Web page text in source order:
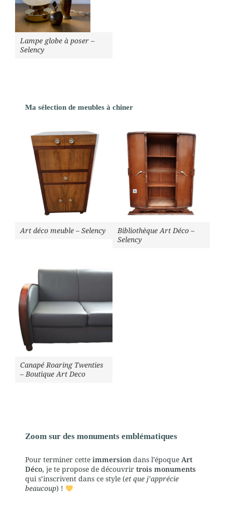
Lampe globe à poser –
Selency
Ma sélection de meubles à chiner
Art déco meuble – Selency
Bibliothèque Art Déco –
Selency
Canapé Roaring Twenties
– Boutique Art Deco
Zoom sur des monuments emblématiques
Pour terminer cette immersion dans l’époque Art
Déco, je te propose de découvrir trois monuments
qui s’inscrivent dans ce style (et que j’apprécie
beaucoup) !